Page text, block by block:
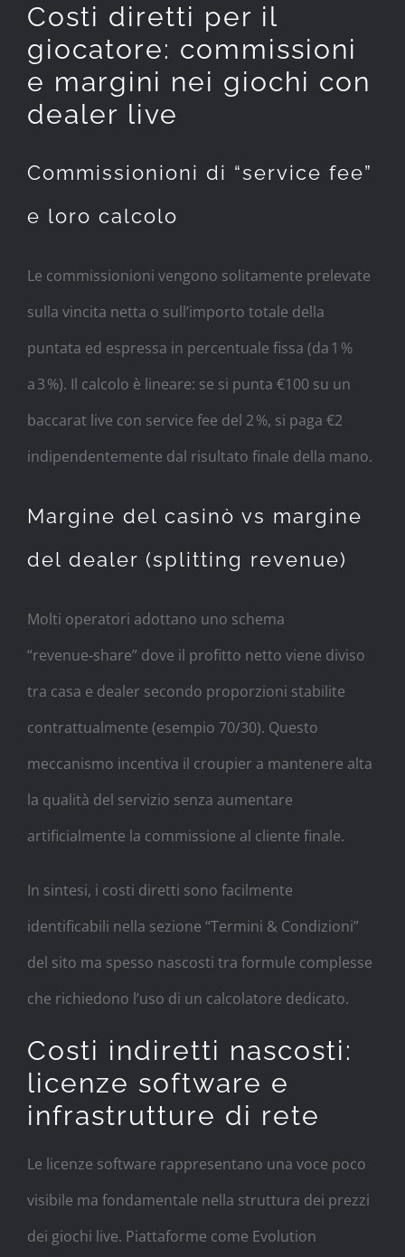
Costi diretti per il
giocatore: commissioni
e margini nei giochi con
dealer live
Commissionioni di “service fee”
e loro calcolo
Le commissionioni vengono solitamente prelevate
sulla vincita netta o sull’importo totale della
puntata ed espressa in percentuale fissa (da 1 %
a 3 %). Il calcolo è lineare: se si punta €100 su un
baccarat live con service fee del 2 %, si paga €2
indipendentemente dal risultato finale della mano.
Margine del casinò vs margine
del dealer (splitting revenue)
Molti operatori adottano uno schema
“revenue‑share” dove il profitto netto viene diviso
tra casa e dealer secondo proporzioni stabilite
contrattualmente (esempio 70/30). Questo
meccanismo incentiva il croupier a mantenere alta
la qualità del servizio senza aumentare
artificialmente la commissione al cliente finale.
In sintesi, i costi diretti sono facilmente
identificabili nella sezione “Termini & Condizioni”
del sito ma spesso nascosti tra formule complesse
che richiedono l’uso di un calcolatore dedicato.
Costi indiretti nascosti:
licenze software e
infrastrutture di rete
Le licenze software rappresentano una voce poco
visibile ma fondamentale nella struttura dei prezzi
dei giochi live. Piattaforme come Evolution